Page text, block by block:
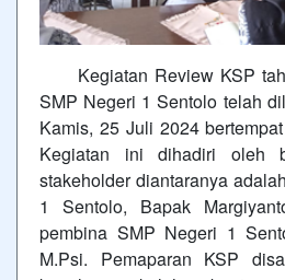
Kegiatan Review KSP
SMP Negeri 1 Sentolo telah
Kamis, 25 Juli 2024
Kegiatan ini dihadiri oleh
stakeholder diantaranya
1 Sentolo, Bapak
pembina SMP Negeri 1
M.Psi. Pemaparan KSP